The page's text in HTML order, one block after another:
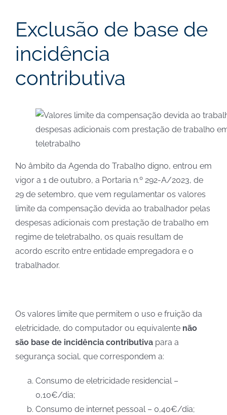
Exclusão de base de
incidência
contributiva
No âmbito da Agenda do Trabalho digno, entrou em
vigor a 1 de outubro, a Portaria n.º 292-A/2023, de
29 de setembro, que vem regulamentar os valores
limite da compensação devida ao trabalhador pelas
despesas adicionais com prestação de trabalho em
regime de teletrabalho, os quais resultam de
acordo escrito entre entidade empregadora e o
trabalhador.
Os valores limite que permitem o uso e fruição da
eletricidade, do computador ou equivalente não
são base de incidência contributiva para a
segurança social, que correspondem a:
Consumo de eletricidade residencial –
0,10€/dia;
Consumo de internet pessoal – 0,40€/dia;